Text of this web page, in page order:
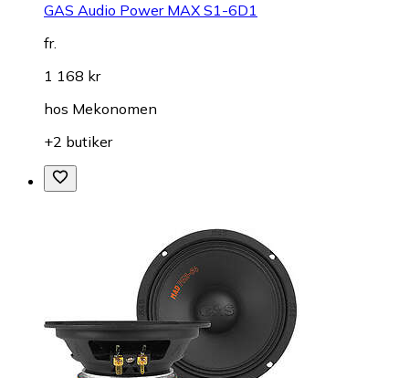
GAS Audio Power MAX S1-6D1
fr.
1 168 kr
hos Mekonomen
+2 butiker